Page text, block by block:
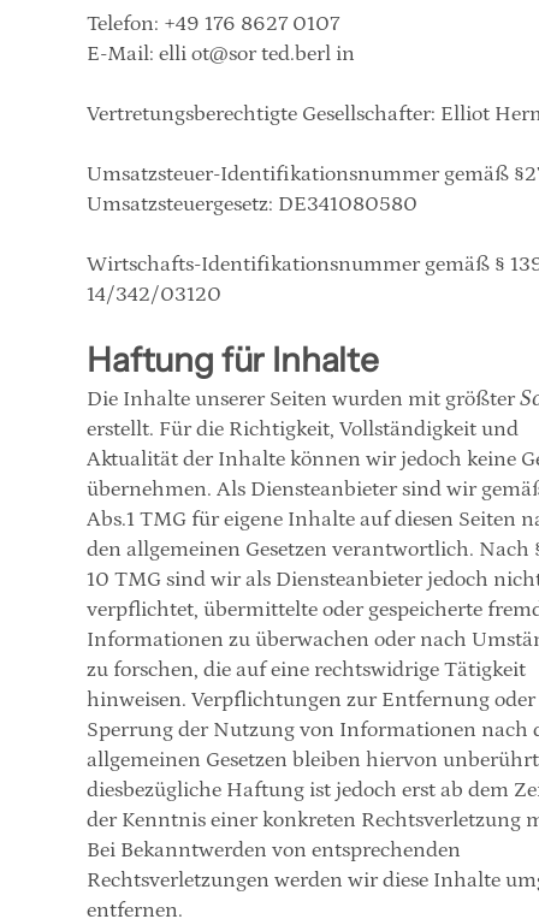
Telefon: +49 176 8627 0107
E-Mail: elli ot@sor ted.berl in
Vertretungsberechtigte Gesellschafter: Elliot
Umsatzsteuer-Identifikationsnummer gemäß
Umsatzsteuergesetz: DE341080580
Wirtschafts-Identifikationsnummer gemäß §
14/342/03120
Haftung für Inhalte
Die Inhalte unserer Seiten wurden mit größter
erstellt. Für die Richtigkeit, Vollständigkeit und
Aktualität der Inhalte können wir jedoch keine
übernehmen. Als Diensteanbieter sind wir
Abs.1 TMG für eigene Inhalte auf diesen Seiten
den allgemeinen Gesetzen verantwortlich. Nach
10 TMG sind wir als Diensteanbieter jedoch
verpflichtet, übermittelte oder gespeicherte
Informationen zu überwachen oder nach
zu forschen, die auf eine rechtswidrige Tätigkeit
hinweisen. Verpflichtungen zur Entfernung oder
Sperrung der Nutzung von Informationen nach
allgemeinen Gesetzen bleiben hiervon
diesbezügliche Haftung ist jedoch erst ab dem
der Kenntnis einer konkreten Rechtsverletzung
Bei Bekanntwerden von entsprechenden
Rechtsverletzungen werden wir diese Inhalte
entfernen.